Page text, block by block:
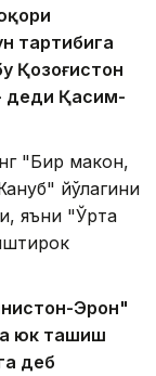
тартибига
Қозоғистон
- деди Қасим-
"Бир макон,
йўлагини
яъни "Ўрта
Эрон"
юк ташиш
деб